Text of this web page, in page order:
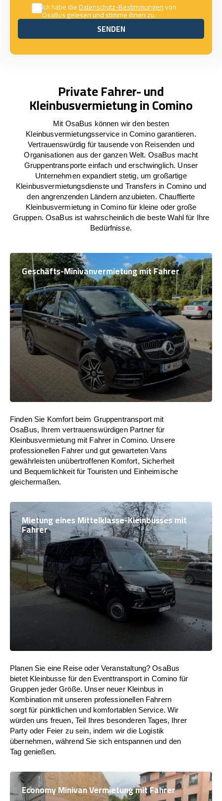
Ich habe dieDatenschutz-Bestimmungenvon
OsaBus gelesen und stimme ihnen zu.
SENDEN
SENDEN
Private Fahrer- und
Kleinbusvermietung in Comino
Mit OsaBus können wir den besten
Kleinbusvermietungsservice in Comino garantieren.
Vertrauenswürdig für tausende von Reisenden und
Organisationen aus der ganzen Welt. OsaBus macht
Gruppentransporte einfach und erschwinglich. Unser
Unternehmen expandiert stetig, um großartige
Kleinbusvermietungsdienste und Transfers in Comino und
den angrenzenden Ländern anzubieten. Chauffierte
Kleinbusvermietung in Comino für kleine oder große
Gruppen. OsaBus ist wahrscheinlich die beste Wahl für Ihre
Bedürfnisse.
Geschäfts-Minivanvermietung mit Fahrer
Finden Sie Komfort beim Gruppentransport mit
OsaBus, Ihrem vertrauenswürdigen Partner für
Kleinbusvermietung mit Fahrer in Comino. Unsere
professionellen Fahrer und gut gewarteten Vans
gewährleisten unübertroffenen Komfort, Sicherheit
und Bequemlichkeit für Touristen und Einheimische
gleichermaßen.
Mietung eines Mittelklasse-Kleinbusses mit
Fahrer
Planen Sie eine Reise oder Veranstaltung? OsaBus
bietet Kleinbusse für den Eventtransport in Comino für
Gruppen jeder Größe. Unser neuer Kleinbus in
Kombination mit unseren professionellen Fahrern
sorgt für pünktlichen und komfortablen Service. Wir
würden uns freuen, Teil Ihres besonderen Tages, Ihrer
Party oder Feier zu sein, indem wir die Logistik
übernehmen, während Sie sich entspannen und den
Tag genießen.
Economy Minivan Vermietung mit Fahrer